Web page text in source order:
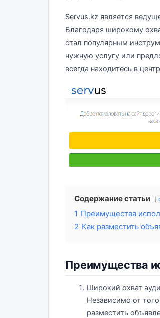
Servus.kz является
Благодаря широкому
стал популярным
нужную услугу или
всегда находитесь в
Содержание статьи
1 Преимущества
2 Как разместить
Преимущества
Широкий охват
Независимо от
разместить